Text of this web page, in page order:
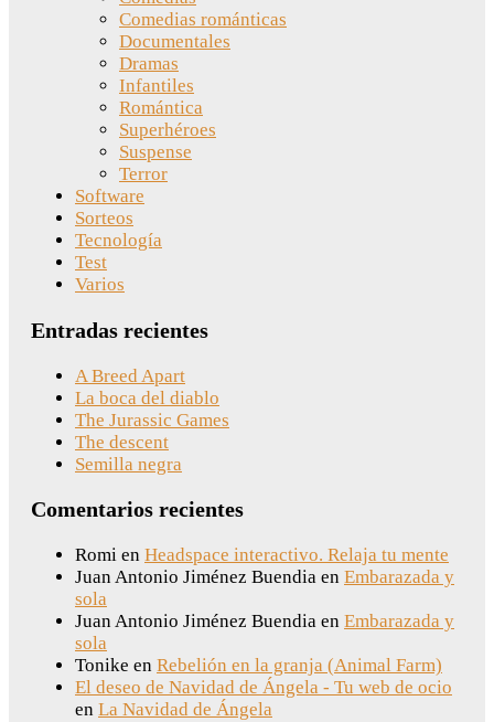
Comedias románticas
Documentales
Dramas
Infantiles
Romántica
Superhéroes
Suspense
Terror
Software
Sorteos
Tecnología
Test
Varios
Entradas recientes
A Breed Apart
La boca del diablo
The Jurassic Games
The descent
Semilla negra
Comentarios recientes
Romi en Headspace interactivo. Relaja tu mente
Juan Antonio Jiménez Buendia en Embarazada y
sola
Juan Antonio Jiménez Buendia en Embarazada y
sola
Tonike en Rebelión en la granja (Animal Farm)
El deseo de Navidad de Ángela - Tu web de ocio
en La Navidad de Ángela